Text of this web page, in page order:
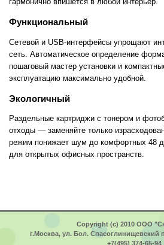
Функциональный
Сетевой и USB-интерфейсы упрощают
сеть. Автоматическое определение
пошаговый мастер установки и
эксплуатацию максимально удобной.
Экологичный
Раздельные картриджи с тонером и
отходы — заменяйте только
режим понижает шум до комфортных 48
для открытых офисных пространств.
Copyright (c) 2010 ООО
г.Москва, ул. Бол. Спасоглинищевский
+7(495) 374-65-94